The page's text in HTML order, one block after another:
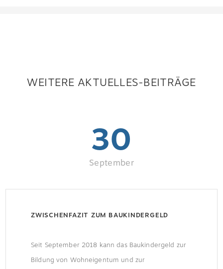
WEITERE AKTUELLES-BEITRÄGE
30
September
ZWISCHENFAZIT ZUM BAUKINDERGELD
Seit September 2018 kann das Baukindergeld zur
Bildung von Wohneigentum und zur